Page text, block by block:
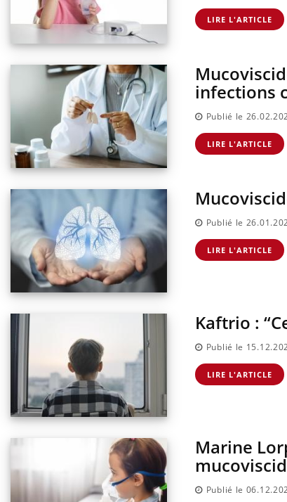
LIRE L'ARTICLE
infections
Publié le
LIRE L'ARTICLE
Publié le
LIRE L'ARTICLE
Kaftrio :
Publié le
LIRE L'ARTICLE
Marine
Publié le
: ce qui
la prise en
t-elle de
?
comprimé
se profile-t-
Pourquoi votre ventre
gâche-t-il les premiers
jours de vos vacances ?
Fortes chaleurs : pourquoi
le risque de noyade
grimpe-t-il ?
Le Viagra pourrait-il freiner
la propagation du cancer ?